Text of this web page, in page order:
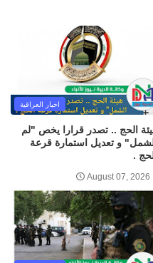
اخبار العراقية
الحج .. تصدر قرارا يخص "لم
و تعديل استمارة قرعة
.
August 07, 2026